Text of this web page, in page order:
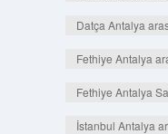
Datça Antalya
Fethiye Antalya
Fethiye Antalya
İstanbul Antalya